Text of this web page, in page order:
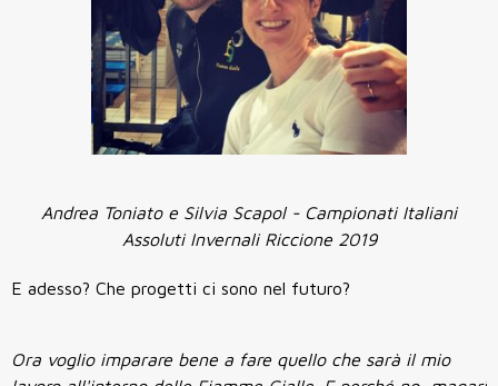
Andrea Toniato e Silvia Scapol - Campionati Italiani
Assoluti Invernali Riccione 2019
E adesso? Che progetti ci sono nel futuro?
Ora voglio imparare bene a fare quello che sarà il mio